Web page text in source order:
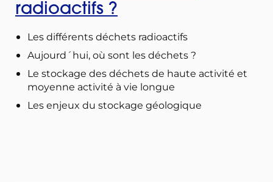
radioactifs ?
Les différents déchets radioactifs
Aujourd´hui, où sont les déchets ?
Le stockage des déchets de haute activité et
moyenne activité à vie longue
Les enjeux du stockage géologique